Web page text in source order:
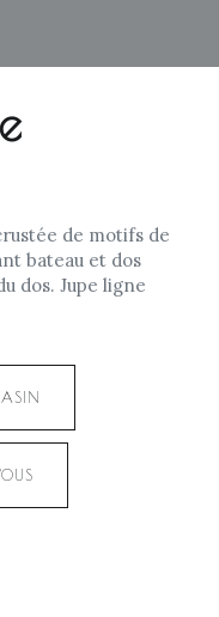
de motifs de
bateau et dos
dos. Jupe ligne